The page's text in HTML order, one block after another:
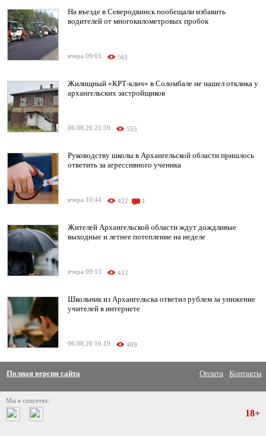
На въезде в Северодвинск пообещали избавить
водителей от многокилометровых пробок
вчера 09:03 561
Жилищный «КРТ-клич» в Соломбале не нашел отклика у
архангельских застройщиков
06.08.26 21:59 555
Руководству школы в Архангельской области пришлось
ответить за агрессивного ученика
вчера 10:44 422 1
Жителей Архангельской области ждут дождливые
выходные и летнее потепление на неделе
вчера 09:13 412
Школьник из Архангельска ответил рублем за унижение
учителей в интернете
06.08.26 16:19 409
Полная версия сайта Оплата Контакты
Мы в соцсетях:
18+